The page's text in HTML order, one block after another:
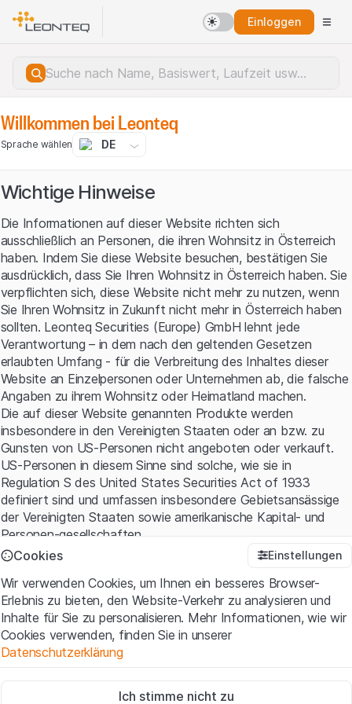
Einloggen
Serverfehler.
Willkommen bei Leonteq
Sprache wählen DE
Wichtige Hinweise
Die Informationen auf dieser Website richten sich
ausschließlich an Personen, die ihren Wohnsitz in Österreich
haben. Indem Sie diese Website besuchen, bestätigen Sie
ausdrücklich, dass Sie Ihren Wohnsitz in Österreich haben. Sie
verpflichten sich, diese Website nicht mehr zu nutzen, wenn
Sie Ihren Wohnsitz in Zukunft nicht mehr in Österreich haben
sollten. Leonteq Securities (Europe) GmbH lehnt jede
Verantwortung – in dem nach den geltenden Gesetzen
erlaubten Umfang - für die Verbreitung des Inhaltes dieser
Website an Einzelpersonen oder Unternehmen ab, die falsche
Angaben zu ihrem Wohnsitz oder Heimatland machen.
Die auf dieser Website genannten Produkte werden
insbesondere in den Vereinigten Staaten oder an bzw. zu
Gunsten von US-Personen nicht angeboten oder verkauft.
US-Personen in diesem Sinne sind solche, wie sie in
Regulation S des United States Securities Act of 1933
definiert sind und umfassen insbesondere Gebietsansässige
der Vereinigten Staaten sowie amerikanische Kapital- und
Personen-gesellschaften.
Mit dem Zugriff auf diese Website erklären Sie, dass Sie die
rechtlichen Informationen und die wichtigen Hinweise und
Nutzungsbedingungen verstanden haben und akzeptieren.
Wenn Sie mit denNutzungsbedingungennicht einverstanden
sind, unterlassen Sie bitte den Zugriff auf diese Website.
Kein Angebot, keine Aufforderung zum Kauf
Cookies Einstellungen
Wir verwenden Cookies, um Ihnen ein besseres Browser-
Erlebnis zu bieten, den Website-Verkehr zu analysieren und
Inhalte für Sie zu personalisieren. Mehr Informationen, wie wir
Cookies verwenden, finden Sie in unserer
Datenschutzerklärung
Diese Cookies sind für die Website erforderlich und können nicht
Ich stimme nicht zu